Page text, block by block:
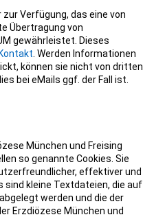
Verfügung, das eine von
Übertragung von
gewährleistet. Dieses
Kontakt . Werden Informationen
können sie nicht von dritten
bei eMails ggf. der Fall ist.
München und Freising
so genannte Cookies. Sie
effektiver und
sind kleine Textdateien, die auf
werden und die der
Erzdiözese München und